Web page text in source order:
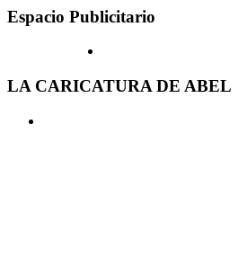
Espacio Publicitario
LA CARICATURA DE ABEL